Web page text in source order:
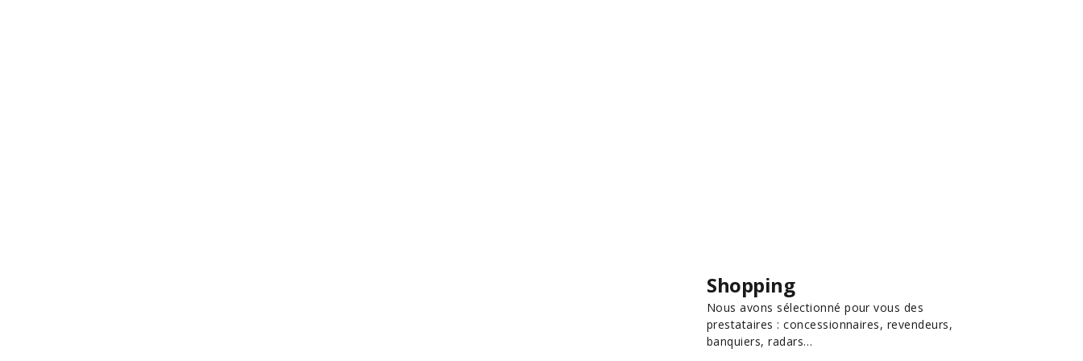
Shopping
Nous avons sélectionné pour vous des
prestataires : concessionnaires, revendeurs,
banquiers, radars…